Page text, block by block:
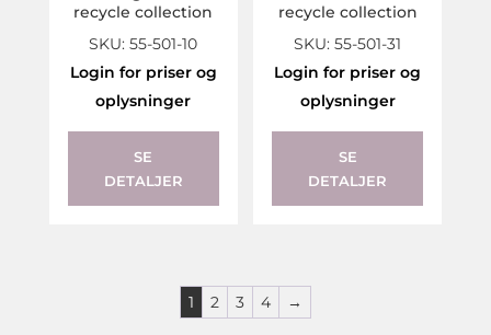
recycle collection
SKU: 55-501-10
Login for priser og
oplysninger
SE
DETALJER
recycle collection
SKU: 55-501-31
Login for priser og
oplysninger
SE
DETALJER
1 2 3 4 →